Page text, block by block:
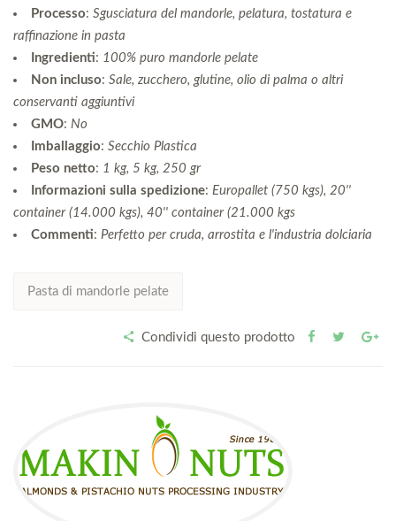
Processo: Sgusciatura del mandorle, pelatura, tostatura e
raffinazione in pasta
Ingredienti: 100% puro mandorle pelate
Non incluso: Sale, zucchero, glutine, olio di palma o altri
conservanti aggiuntivi
GMO: No
Imballaggio: Secchio Plastica
Peso netto: 1 kg, 5 kg, 250 gr
Informazioni sulla spedizione: Europallet (750 kgs), 20''
container (14.000 kgs), 40'' container (21.000 kgs
Commenti: Perfetto per cruda, arrostita e l'industria dolciaria
Pasta di mandorle pelate
Condividi questo prodotto